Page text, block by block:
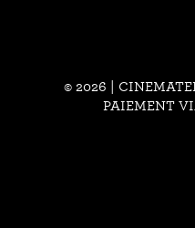
© 2026 |
PAIEMENT